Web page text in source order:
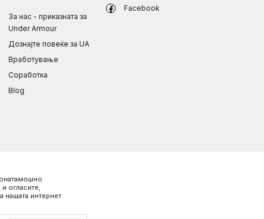
За нас - приказната за
Under Armour
Дознајте повеќе за UA
Вработување
Соработка
Blog
Facebook
огласите,
нашата интернет